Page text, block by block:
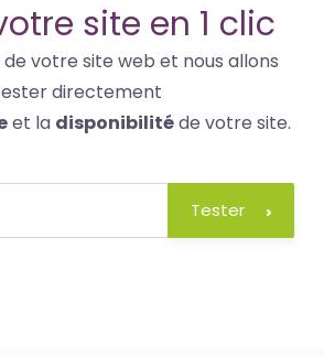
site en 1 clic
de votre site web et nous allons
directement
et la disponibilitéde votre site.
Tester